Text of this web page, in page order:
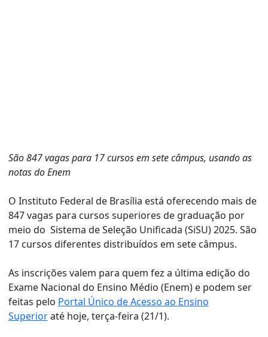
São 847 vagas para 17 cursos em sete câmpus, usando as
notas do Enem
O Instituto Federal de Brasília está oferecendo mais de
847 vagas para cursos superiores de graduação por
meio do Sistema de Seleção Unificada (SiSU) 2025. São
17 cursos diferentes distribuídos em sete câmpus.
As inscrições valem para quem fez a última edição do
Exame Nacional do Ensino Médio (Enem) e podem ser
feitas pelo Portal Único de Acesso ao Ensino
Superioraté hoje, terça-feira (21/1).